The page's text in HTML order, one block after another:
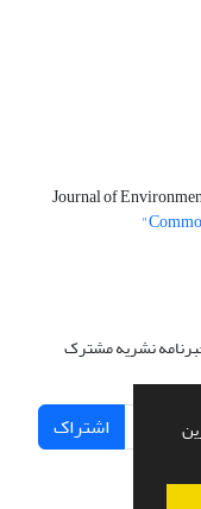
Journal of
نشریه مشترک
اشتراک